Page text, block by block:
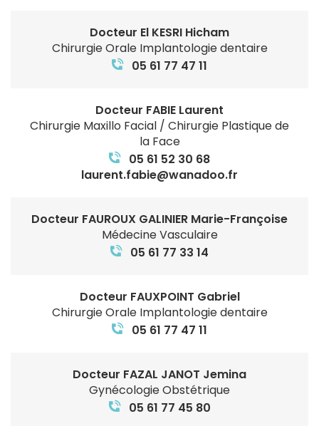
Docteur El KESRI Hicham
Chirurgie Orale Implantologie dentaire
05 61 77 47 11
Docteur FABIE Laurent
Chirurgie Maxillo Facial / Chirurgie Plastique de
la Face
05 61 52 30 68
laurent.fabie@wanadoo.fr
Docteur FAUROUX GALINIER Marie-Françoise
Médecine Vasculaire
05 61 77 33 14
Docteur FAUXPOINT Gabriel
Chirurgie Orale Implantologie dentaire
05 61 77 47 11
Docteur FAZAL JANOT Jemina
Gynécologie Obstétrique
05 61 77 45 80